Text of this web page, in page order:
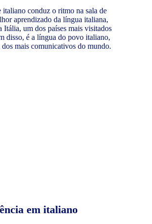
italiano conduz o ritmo na sala de
aprendizado da língua italiana,
um dos países mais visitados
disso, é a língua do povo italiano,
mais comunicativos do mundo.
em italiano